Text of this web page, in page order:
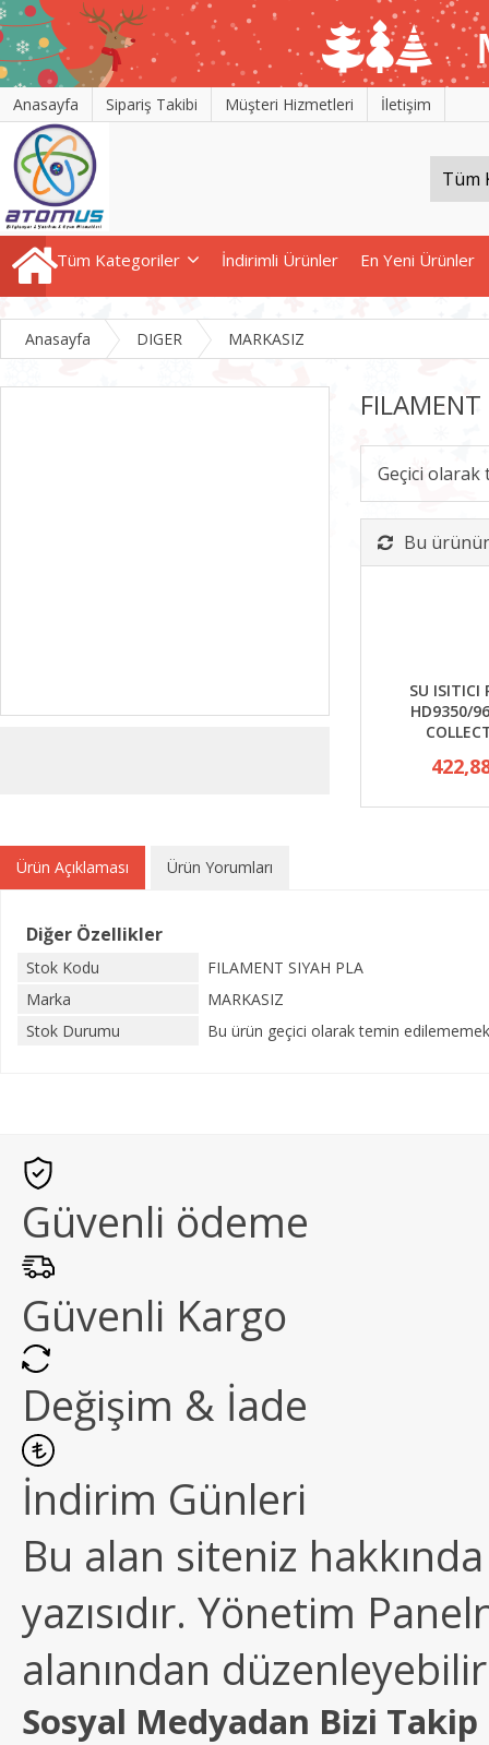
Anasayfa Sipariş Takibi Müşteri Hizmetleri İletişim
Tüm Kategoriler İndirimli Ürünler En Yeni Ürünler
Anasayfa DIGER MARKASIZ
Geçici
Bu
SU ISITICI
HD9350/
Ürün Açıklaması Ürün Yorumları
Diğer Özellikler
Stok Kodu
FILAMENT SIYAH PLA
Marka
MARKASIZ
Stok Durumu
Bu ürün geçici olarak temin
Güvenli ödeme
Güvenli Kargo
Değişim & İade
İndirim Günleri
Bu alan siteniz
yazısıdır. Yönetim
alanından
Sosyal Medyadan Bizi Takip